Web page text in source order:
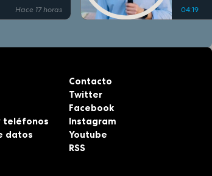
Hace 17 horas
04:19
teléfonos
datos
Contacto
Twitter
Facebook
Instagram
Youtube
RSS